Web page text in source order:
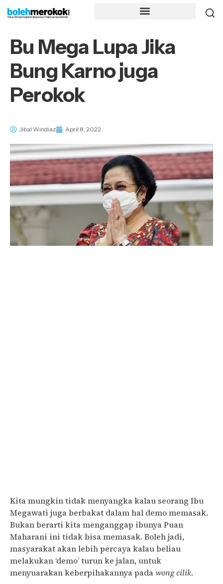
Bu Mega Lupa Jika
Bung Karno juga
Perokok
Jibal Windiaz April 8, 2022
Kita mungkin tidak menyangka kalau seorang Ibu
Megawati juga berbakat dalam hal demo memasak.
Bukan berarti kita menganggap ibunya Puan
Maharani ini tidak bisa memasak. Boleh jadi,
masyarakat akan lebih percaya kalau beliau
melakukan ‘demo’ turun ke jalan, untuk
menyuarakan keberpihakannya padawong cilik.